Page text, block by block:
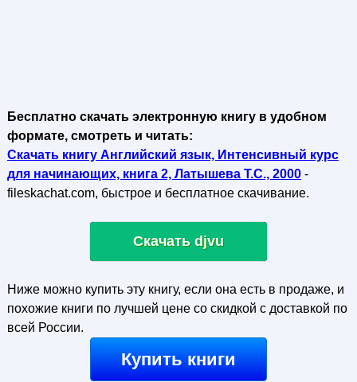
Бесплатно скачать электронную книгу в удобном
формате, смотреть и читать:
Скачать книгу Английский язык, Интенсивный курс
для начинающих, книга 2, Латышева Т.С., 2000-
fileskachat.com, быстрое и бесплатное скачивание.
Скачать djvu
Ниже можно купить эту книгу, если она есть в продаже, и
похожие книги по лучшей цене со скидкой с доставкой по
всей России.
Купить книги